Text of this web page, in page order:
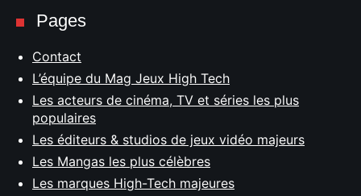
Pages
Contact
L’équipe du Mag Jeux High Tech
Les acteurs de cinéma, TV et séries les plus
populaires
Les éditeurs & studios de jeux vidéo majeurs
Les Mangas les plus célèbres
Les marques High-Tech majeures